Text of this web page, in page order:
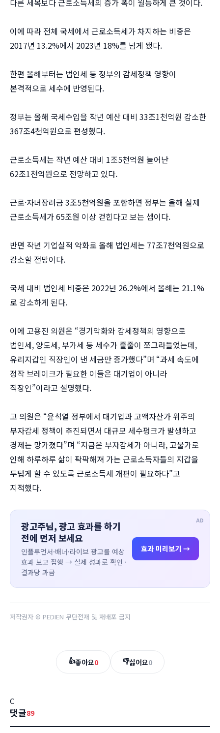
다른 세목보다 근로소득세의 증가 폭이 월등하게 큰 것이다.
이에 따라 전체 국세에서 근로소득세가 차지하는 비중은
2017년 13.2%에서 2023년 18%를 넘게 됐다.
한편 올해부터는 법인세 등 정부의 감세정책 영향이
본격적으로 세수에 반영된다.
정부는 올해 국세수입을 작년 예산 대비 33조1천억원 감소한
367조4천억원으로 편성했다.
근로소득세는 작년 예산 대비 1조5천억원 늘어난
62조1천억원으로 전망하고 있다.
근로·자녀장려금 3조5천억원을 포함하면 정부는 올해 실제
근로소득세가 65조원 이상 걷힌다고 보는 셈이다.
반면 작년 기업실적 악화로 올해 법인세는 77조7천억원으로
감소할 전망이다.
국세 대비 법인세 비중은 2022년 26.2%에서 올해는 21.1%
로 감소하게 된다.
이에 고용진 의원은 “경기악화와 감세정책의 영향으로
법인세, 양도세, 부가세 등 세수가 줄줄이 쪼그라들었는데,
유리지갑인 직장인이 낸 세금만 증가했다”며 “과세 속도에
정작 브레이크가 필요한 이들은 대기업이 아니라
직장인”이라고 설명했다.
고 의원은 “윤석열 정부에서 대기업과 고액자산가 위주의
부자감세 정책이 추진되면서 대규모 세수펑크가 발생하고
경제는 망가졌다”며 “지금은 부자감세가 아니라, 고물가로
인해 하루하루 삶이 팍팍해져 가는 근로소득자들의 지갑을
두텁게 할 수 있도록 근로소득세 개편이 필요하다”고
지적했다.
AD
광고주님, 광고 효과를 하기
전에 먼저 보세요
인플루언서·배너·라이브 광고를 예상
효과 보고 집행 → 실제 성과로 확인 ·
결과당 과금
효과 미리보기 →
저작권자 © PEDIEN 무단전재 및 재배포 금지
👍좋아요0 👎싫어요0
C
댓글89